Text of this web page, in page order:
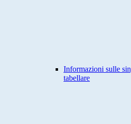
Informazioni sulle
tabellare